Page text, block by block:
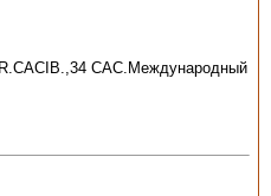
САС.Международный